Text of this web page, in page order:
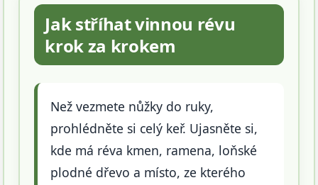
Jak stříhat vinnou révu
krok za krokem
Než vezmete nůžky do ruky,
prohlédněte si celý keř. Ujasněte si,
kde má réva kmen, ramena, loňské
plodné dřevo a místo, ze kterého